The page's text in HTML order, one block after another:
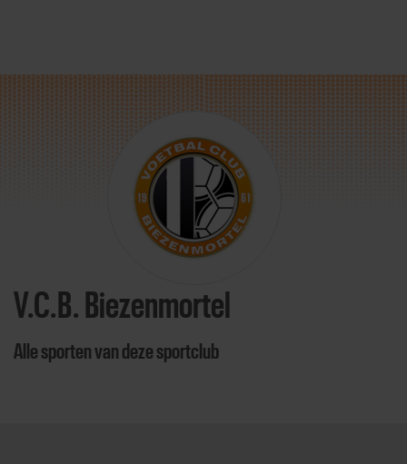
Direct door naar content
V.C.B. Biezenmortel
Alle sporten van deze sportclub